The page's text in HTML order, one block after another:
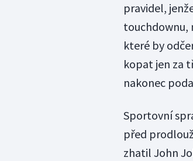
pravidel,
touchdownu,
které by
kopat jen za
nakonec
Sportovní
před
zhatil John